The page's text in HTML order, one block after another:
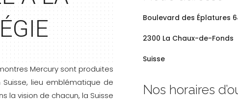
ÉGIE
Mercury sont produites
lieu emblématique de
la vision de chacun, la Suisse
Boulevard des Éplatures
2300 La Chaux-de-Fonds
Suisse
Nos horaires